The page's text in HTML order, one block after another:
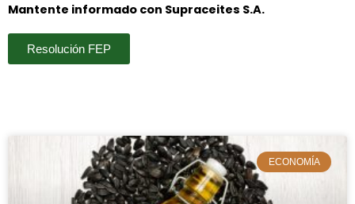
Mantente informado con Supraceites S.A.
Resolución FEP
ECONOMÍA